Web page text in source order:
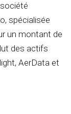
spécialisée
un montant de
des actifs
AerData et